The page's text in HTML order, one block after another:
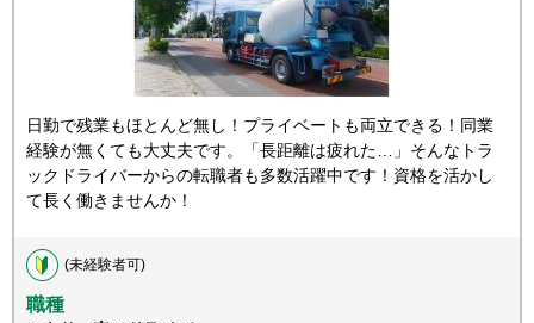
日勤で残業もほとんど無し！プライベートも両立できる！同業
経験が無くても大丈夫です。「長距離は疲れた…」そんなトラ
ックドライバーからの転職者も多数活躍中です！資格を活かし
て長く働きませんか！
(未経験者可)
職種